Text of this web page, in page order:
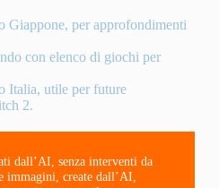
Giappone, per approfondimenti
con elenco di giochi per
Italia, utile per future
2.
dall’AI, senza interventi da
immagini, create dall’AI,